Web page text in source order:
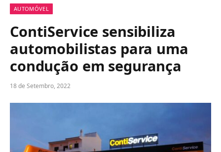
AUTOMÓVEL
ContiService sensibiliza
automobilistas para uma
condução em segurança
18 de Setembro, 2022